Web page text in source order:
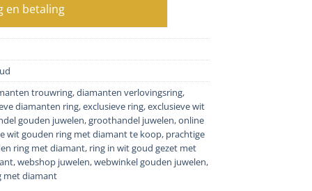
en betaling
trouwring,diamanten verlovingsring,
diamanten ring,exclusieve ring,exclusieve wit
gouden juwelen,groothandel juwelen,online
wit gouden ring met diamant te koop, prachtige
ring met diamant, ring in wit goud gezet met
,webshop juwelen,webwinkel gouden juwelen,
met diamant